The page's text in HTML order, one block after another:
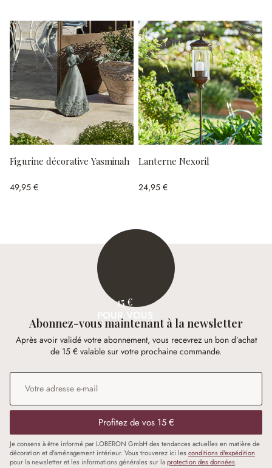
Figurine décorative Yasminah
49,95 €
Lanterne Nexoril
24,95 €
15 €
POUR VOUS
Abonnez-vous maintenant à la newsletter
Après avoir validé votre abonnement, vous recevrez un bon d’achat
de 15 € valable sur votre prochaine commande.
Adresse e-mail
Profitez de vos 15 €
Je consens à être informé par LOBERON GmbH des tendances actuelles en matière de
décoration et d'aménagement intérieur. Vous trouverez ici les conditions d'expédition
pour la newsletter et les informations générales sur laprotection des données.